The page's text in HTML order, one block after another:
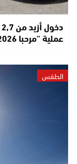
عملية “مرحبا 2026”
الطقس